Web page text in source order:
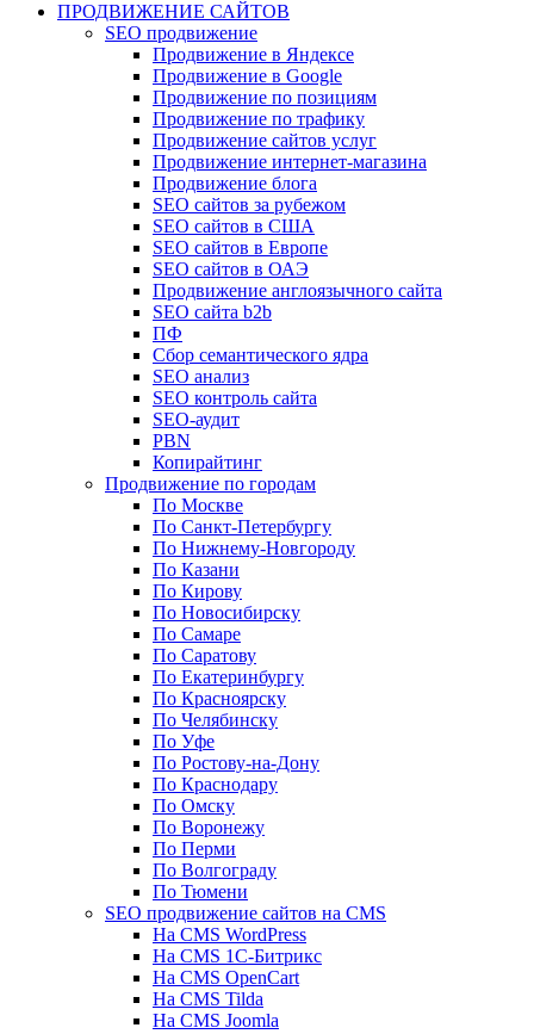
ПРОДВИЖЕНИЕ САЙТОВ
SEO продвижение
Продвижение в Яндексе
Продвижение в Google
Продвижение по позициям
Продвижение по трафику
Продвижение сайтов услуг
Продвижение интернет-магазина
Продвижение блога
SEO сайтов за рубежом
SEO сайтов в США
SEO сайтов в Европе
SEO сайтов в ОАЭ
Продвижение англоязычного сайта
SEO сайта b2b
ПФ
Сбор семантического ядра
SEO анализ
SEO контроль сайта
SEO-аудит
PBN
Копирайтинг
Продвижение по городам
По Москве
По Санкт-Петербургу
По Нижнему-Новгороду
По Казани
По Кирову
По Новосибирску
По Самаре
По Саратову
По Екатеринбургу
По Красноярску
По Челябинску
По Уфе
По Ростову-на-Дону
По Краснодару
По Омску
По Воронежу
По Перми
По Волгограду
По Тюмени
SEO продвижение сайтов на CMS
На CMS WordPress
На CMS 1С-Битрикс
На CMS OpenCart
На CMS Tilda
На CMS Joomla